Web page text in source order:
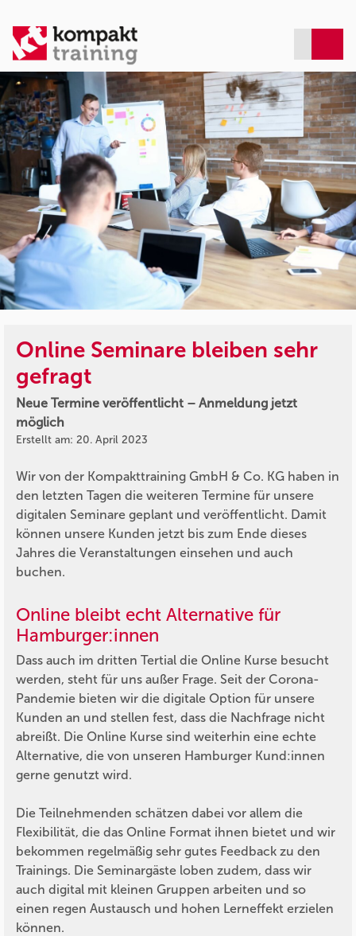
Online Seminare bleiben sehr
gefragt
Neue Termine veröffentlicht – Anmeldung jetzt
möglich
Erstellt am: 20. April 2023
Wir von der Kompakttraining GmbH & Co. KG haben in
den letzten Tagen die weiteren Termine für unsere
digitalen Seminare geplant und veröffentlicht. Damit
können unsere Kunden jetzt bis zum Ende dieses
Jahres die Veranstaltungen einsehen und auch
buchen.
Online bleibt echt Alternative für
Hamburger:innen
Dass auch im dritten Tertial die Online Kurse besucht
werden, steht für uns außer Frage. Seit der Corona-
Pandemie bieten wir die digitale Option für unsere
Kunden an und stellen fest, dass die Nachfrage nicht
abreißt. Die Online Kurse sind weiterhin eine echte
Alternative, die von unseren Hamburger Kund:innen
gerne genutzt wird.
Die Teilnehmenden schätzen dabei vor allem die
Flexibilität, die das Online Format ihnen bietet und wir
bekommen regelmäßig sehr gutes Feedback zu den
Trainings. Die Seminargäste loben zudem, dass wir
auch digital mit kleinen Gruppen arbeiten und so
einen regen Austausch und hohen Lerneffekt erzielen
können.